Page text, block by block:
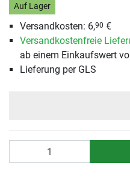
Auf Lager
Versandkosten: 6,90 €
Versandkostenfreie
ab einem Einkaufswert
Lieferung per GLS